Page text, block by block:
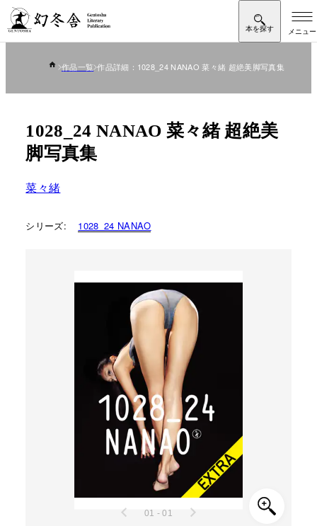
作品一覧 作品詳細：1028_24 NANAO 菜々緒 超絶美脚写真集
1028_24 NANAO 菜々緒 超絶美
脚写真集
菜々緒
シリーズ: 1028_24 NANAO
01 - 01